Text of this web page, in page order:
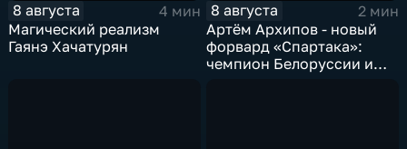
8 августа
4 мин
Магический реализм
Гаянэ Хачатурян
8 августа
2 мин
Артём Архипов - новый
форвард «Спартака»:
чемпион Белоруссии и